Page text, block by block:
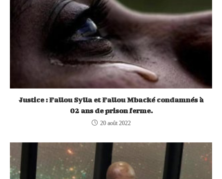
Justice : Fallou Sylla et Fallou Mbacké condamnés à
02 ans de prison ferme.
20 août 2022